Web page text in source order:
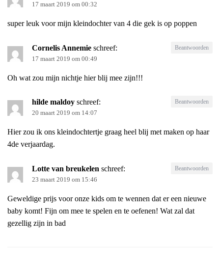
17 maart 2019 om 00:32
super leuk voor mijn kleindochter van 4 die gek is op poppen
Cornelis Annemie schreef:
17 maart 2019 om 00:49
Oh wat zou mijn nichtje hier blij mee zijn!!!
Beantwoorden
hilde maldoy schreef:
20 maart 2019 om 14:07
Hier zou ik ons kleindochtertje graag heel blij met maken op haar
4de verjaardag.
Beantwoorden
Lotte van breukelen schreef:
23 maart 2019 om 15:46
Geweldige prijs voor onze kids om te wennen dat er een nieuwe
baby komt! Fijn om mee te spelen en te oefenen! Wat zal dat
gezellig zijn in bad
Beantwoorden